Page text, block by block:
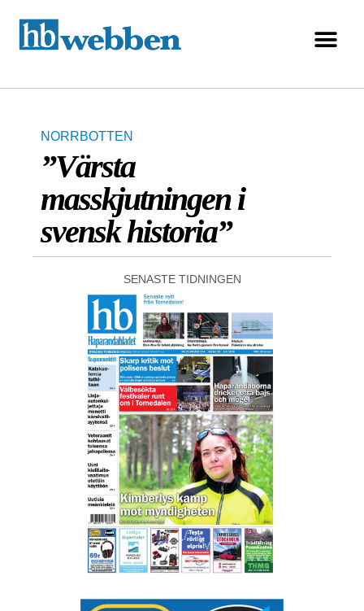
NORRBOTTEN
”Värsta
masskjutningen i
svensk historia”
SENASTE TIDNINGEN